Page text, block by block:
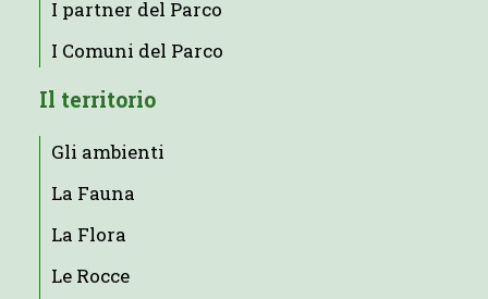
I partner del Parco
I Comuni del Parco
Il territorio
Gli ambienti
La Fauna
La Flora
Le Rocce